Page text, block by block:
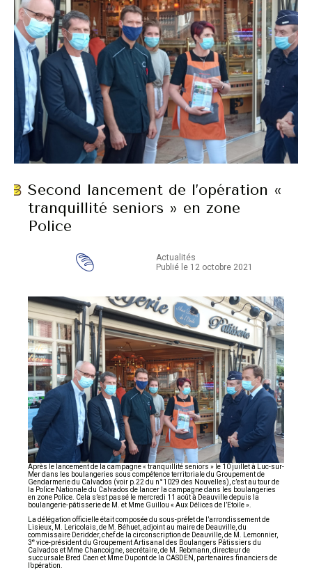
Second lancement de l’opération «
tranquillité seniors » en zone
Police
Actualités
Publié le 12 octobre 2021
Après le lancement de la campagne « tranquillité seniors » le 10 juillet à Luc-sur-
Mer dans les boulangeries sous compétence territoriale du Groupement de
Gendarmerie du Calvados (voir p.22 du n°1029 des Nouvelles), c’est au tour de
la Police Nationale du Calvados de lancer la campagne dans les boulangeries
en zone Police. Cela s’est passé le mercredi 11 août à Deauville depuis la
boulangerie-pâtisserie de M. et Mme Guillou « Aux Délices de l’Etoile ».
La délégation officielle était composée du sous-préfet de l’arrondissement de
Lisieux, M. Lericolais, de M. Béhuet, adjoint au maire de Deauville, du
commissaire Deridder, chef de la circonscription de Deauville, de M. Lemonnier,
3e vice-président du Groupement Artisanal des Boulangers Pâtissiers du
Calvados et Mme Chancoigne, secrétaire, de M. Rebmann, directeur de
succursale Bred Caen et Mme Dupont de la CASDEN, partenaires financiers de
l’opération.